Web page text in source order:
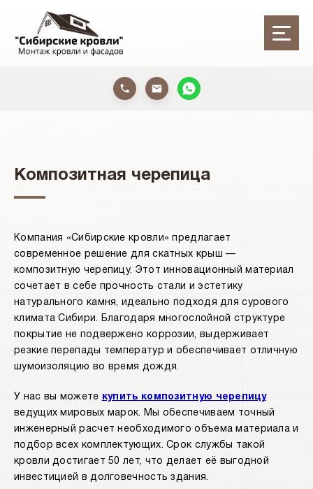
Композитная черепица
Компания «Сибирские кровли» предлагает
современное решение для скатных крыш —
композитную черепицу. Этот инновационный материал
сочетает в себе прочность стали и эстетику
натурального камня, идеально подходя для сурового
климата Сибири. Благодаря многослойной структуре
покрытие не подвержено коррозии, выдерживает
резкие перепады температур и обеспечивает отличную
шумоизоляцию во время дождя.
У нас вы можете купить композитную черепицу
ведущих мировых марок. Мы обеспечиваем точный
инженерный расчет необходимого объема материала и
подбор всех комплектующих. Срок службы такой
кровли достигает 50 лет, что делает её выгодной
инвестицией в долговечность здания.